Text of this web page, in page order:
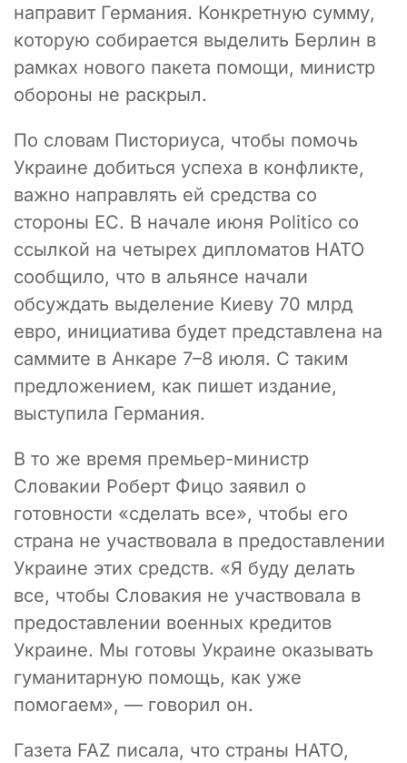
направит Германия. Конкретную сумму,
которую собирается выделить Берлин в
рамках нового пакета помощи, министр
обороны не раскрыл.
По словам Писториуса, чтобы помочь
Украине добиться успеха в конфликте,
важно направлять ей средства со
стороны ЕС. В начале июня Politico со
ссылкой на четырех дипломатов НАТО
сообщило, что в альянсе начали
обсуждать выделение Киеву 70 млрд
евро, инициатива будет представлена на
саммите в Анкаре 7–8 июля. С таким
предложением, как пишет издание,
выступила Германия.
В то же время премьер-министр
Словакии Роберт Фицо заявил о
готовности «сделать все», чтобы его
страна не участвовала в предоставлении
Украине этих средств. «Я буду делать
все, чтобы Словакия не участвовала в
предоставлении военных кредитов
Украине. Мы готовы Украине оказывать
гуманитарную помощь, как уже
помогаем», — говорил он.
Газета FAZ писала, что страны НАТО,